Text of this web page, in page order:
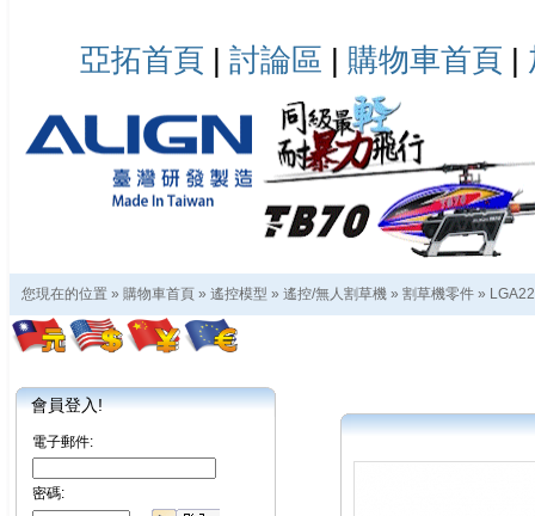
亞拓首頁 | 討論區 | 購物車首頁 |
您現在的位置 » 購物車首頁 » 遙控模型 » 遙控/無人割草機 » 割草機零件 »
會員登入!
電子郵件:
密碼: